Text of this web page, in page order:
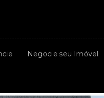
Negocie seu Imóvel